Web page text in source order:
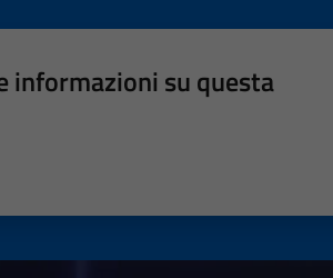
informazioni su questa